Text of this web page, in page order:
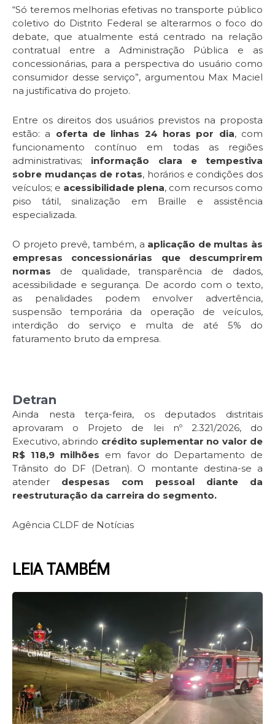
“Só teremos melhorias efetivas no transporte público
coletivo do Distrito Federal se alterarmos o foco do
debate, que atualmente está centrado na relação
contratual entre a Administração Pública e as
concessionárias, para a perspectiva do usuário como
consumidor desse serviço”, argumentou Max Maciel
na justificativa do projeto.
Entre os direitos dos usuários previstos na proposta
estão: a oferta de linhas 24 horas por dia, com
funcionamento contínuo em todas as regiões
administrativas; informação clara e tempestiva
sobre mudanças de rotas, horários e condições dos
veículos; e acessibilidade plena, com recursos como
piso tátil, sinalização em Braille e assistência
especializada.
O projeto prevê, também, a aplicação de multas às
empresas concessionárias que descumprirem
normas de qualidade, transparência de dados,
acessibilidade e segurança. De acordo com o texto,
as penalidades podem envolver advertência,
suspensão temporária da operação de veículos,
interdição do serviço e multa de até 5% do
faturamento bruto da empresa.
Detran
Ainda nesta terça-feira, os deputados distritais
aprovaram o Projeto de lei nº 2.321/2026, do
Executivo, abrindo crédito suplementar no valor de
R$ 118,9 milhões em favor do Departamento de
Trânsito do DF (Detran). O montante destina-se a
atender despesas com pessoal diante da
reestruturação da carreira do segmento.
Agência CLDF de Notícias
LEIA TAMBÉM
Page